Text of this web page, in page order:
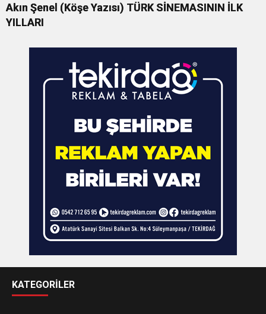
Akın Şenel (Köşe Yazısı) TÜRK SİNEMASININ İLK
YILLARI
KATEGORİLER